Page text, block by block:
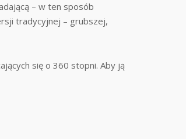
– w ten sposób
tradycyjnej – grubszej,
się o 360 stopni. Aby ją